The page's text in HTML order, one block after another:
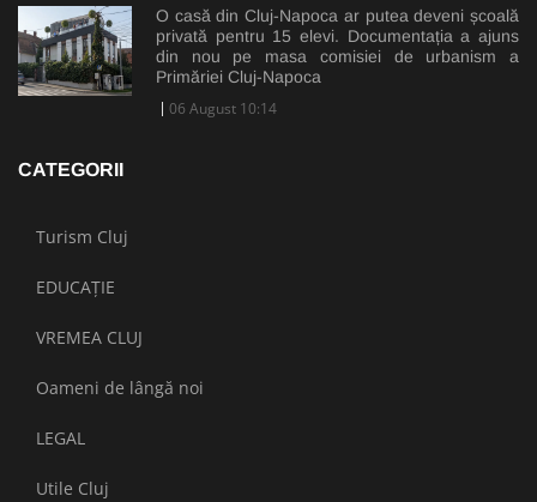
O casă din Cluj-Napoca ar putea deveni școală
privată pentru 15 elevi. Documentația a ajuns
din nou pe masa comisiei de urbanism a
Primăriei Cluj-Napoca
06 August 10:14
CATEGORII
Turism Cluj
EDUCAȚIE
VREMEA CLUJ
Oameni de lângă noi
LEGAL
Utile Cluj